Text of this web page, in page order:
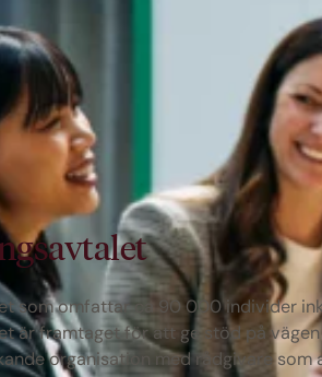
som omfattar ca 90 000 individer
är framtaget för att ge stöd på
organisation med rådgivare